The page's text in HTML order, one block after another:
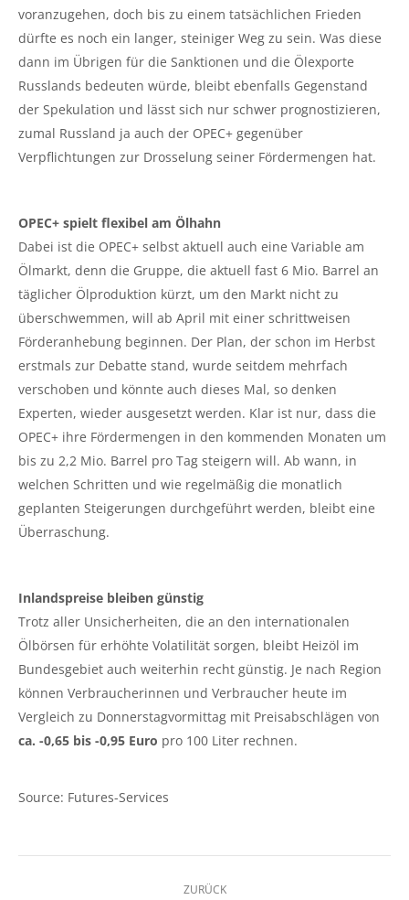
voranzugehen, doch bis zu einem tatsächlichen Frieden
dürfte es noch ein langer, steiniger Weg zu sein. Was diese
dann im Übrigen für die Sanktionen und die Ölexporte
Russlands bedeuten würde, bleibt ebenfalls Gegenstand
der Spekulation und lässt sich nur schwer prognostizieren,
zumal Russland ja auch der OPEC+ gegenüber
Verpflichtungen zur Drosselung seiner Fördermengen hat.
OPEC+ spielt flexibel am Ölhahn
Dabei ist die OPEC+ selbst aktuell auch eine Variable am
Ölmarkt, denn die Gruppe, die aktuell fast 6 Mio. Barrel an
täglicher Ölproduktion kürzt, um den Markt nicht zu
überschwemmen, will ab April mit einer schrittweisen
Förderanhebung beginnen. Der Plan, der schon im Herbst
erstmals zur Debatte stand, wurde seitdem mehrfach
verschoben und könnte auch dieses Mal, so denken
Experten, wieder ausgesetzt werden. Klar ist nur, dass die
OPEC+ ihre Fördermengen in den kommenden Monaten um
bis zu 2,2 Mio. Barrel pro Tag steigern will. Ab wann, in
welchen Schritten und wie regelmäßig die monatlich
geplanten Steigerungen durchgeführt werden, bleibt eine
Überraschung.
Inlandspreise bleiben günstig
Trotz aller Unsicherheiten, die an den internationalen
Ölbörsen für erhöhte Volatilität sorgen, bleibt Heizöl im
Bundesgebiet auch weiterhin recht günstig. Je nach Region
können Verbraucherinnen und Verbraucher heute im
Vergleich zu Donnerstagvormittag mit Preisabschlägen von
ca. -0,65 bis -0,95 Euro pro 100 Liter rechnen.
Source: Futures-Services
Kommentarnavigation
ZURÜCK